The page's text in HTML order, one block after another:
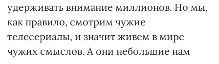
удерживать внимание миллионов. Но мы,
как правило, смотрим чужие
телесериалы, и значит живем в мире
чужих смыслов. А они небольшие нам